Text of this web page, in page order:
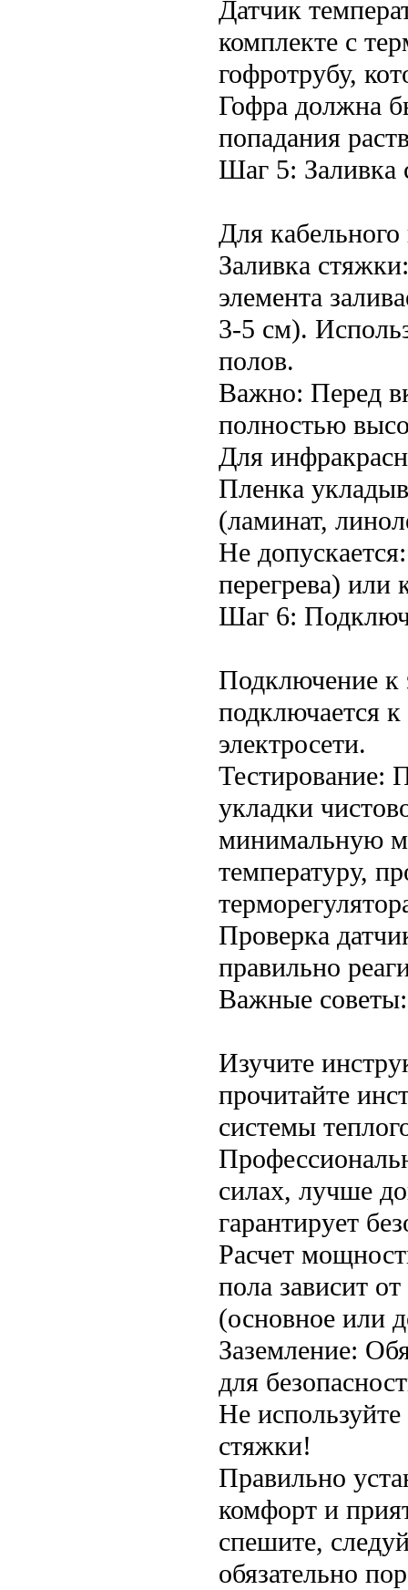
Датчик
комплекте с
гофротрубу,
Гофра должна
попадания
Шаг 5: Заливка
Для
Заливка
элемента
3-5 см).
полов.
Важно: Перед
полностью
Для
Пленка
(ламинат,
Не
перегрева) или
Шаг 6:
Подключение к
подключается к
электросети.
Тестирование:
укладки
минимальную
температуру,
Проверка
правильно
Важные советы:
Изучите
прочитайте
системы
силах, лучше
гарантирует
Расчет
пола зависит
(основное или
Заземление:
для
Не
стяжки!
Правильно
комфорт и
спешите,
обязательно